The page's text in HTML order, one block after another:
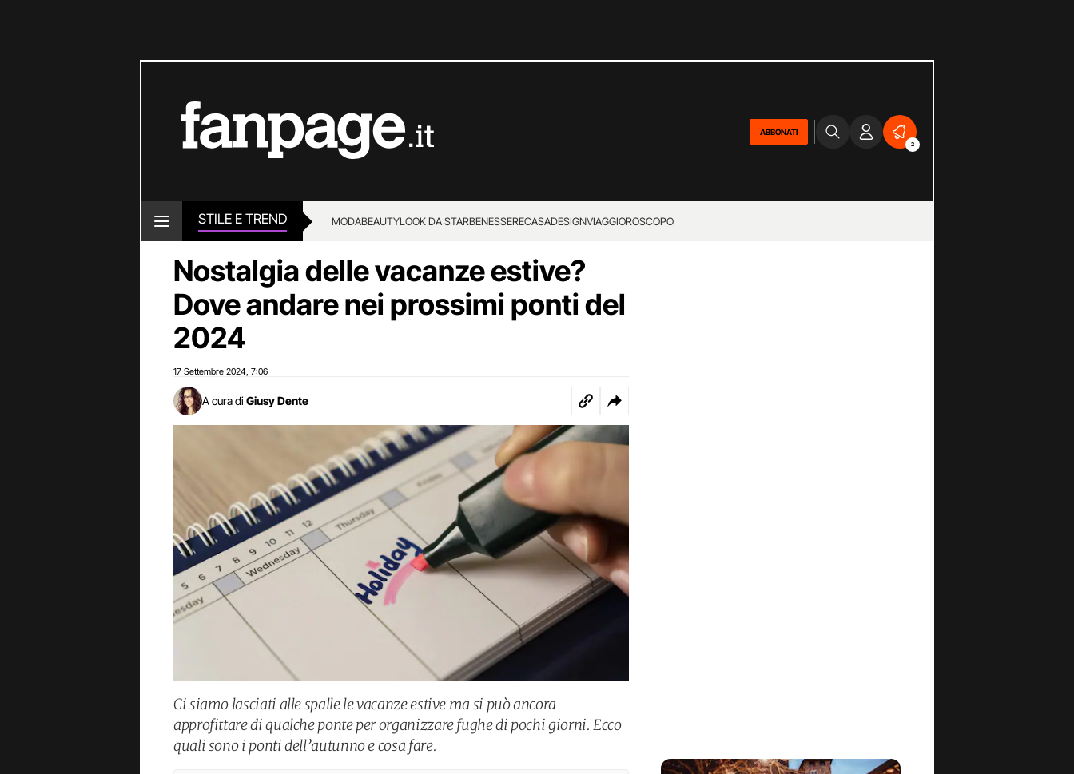
ABBONATI
2
STILE E TREND MODABEAUTYLOOK DA STARBENESSERECASADESIGNVIAGGIOROSCOPO
Nostalgia delle vacanze estive?
Dove andare nei prossimi ponti del
2024
17 Settembre 2024 7:06
A cura di Giusy Dente
Ci siamo lasciati alle spalle le vacanze estive ma si può ancora
approfittare di qualche ponte per organizzare fughe di pochi giorni. Ecco
quali sono i ponti dell’autunno e cosa fare.